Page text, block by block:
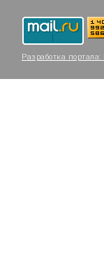
Разработка портала: